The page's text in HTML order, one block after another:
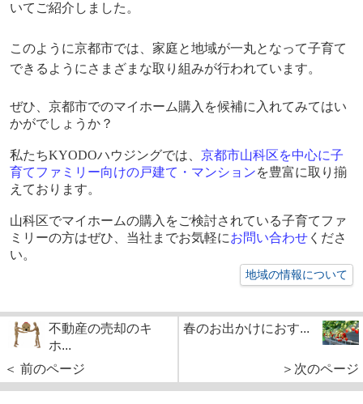
いてご紹介しました。
このように京都市では、家庭と地域が一丸となって子育て
できるようにさまざまな取り組みが行われています。
ぜひ、京都市でのマイホーム購入を候補に入れてみてはい
かがでしょうか？
私たちKYODOハウジングでは、 京都市山科区を中心に子
育てファミリー向けの戸建て・マンションを豊富に取り揃
えております。
山科区でマイホームの購入をご検討されている子育てファ
ミリーの方はぜひ、当社までお気軽にお問い合わせくださ
い。
地域の情報について
不動産の売却のキ
ホ...
＜ 前のページ
春のお出かけにおす...
＞次のページ